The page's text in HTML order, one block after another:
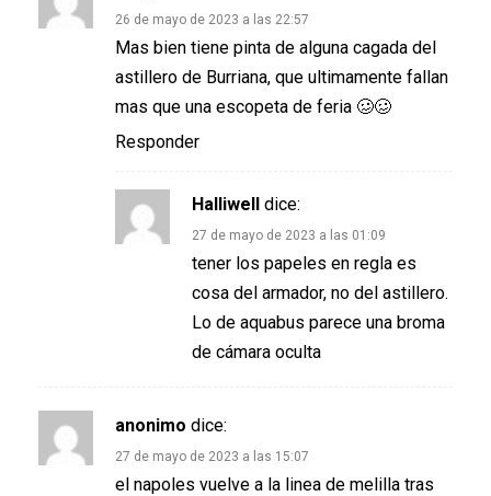
26 de mayo de 2023 a las 22:57
Mas bien tiene pinta de alguna cagada del
astillero de Burriana, que ultimamente fallan
mas que una escopeta de feria 🥴🥴
Responder
Halliwell dice:
27 de mayo de 2023 a las 01:09
tener los papeles en regla es
cosa del armador, no del astillero.
Lo de aquabus parece una broma
de cámara oculta
anonimo dice:
27 de mayo de 2023 a las 15:07
el napoles vuelve a la linea de melilla tras